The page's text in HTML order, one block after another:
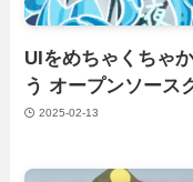
UIをめちゃくちゃ
う オープンソース
2025-02-13